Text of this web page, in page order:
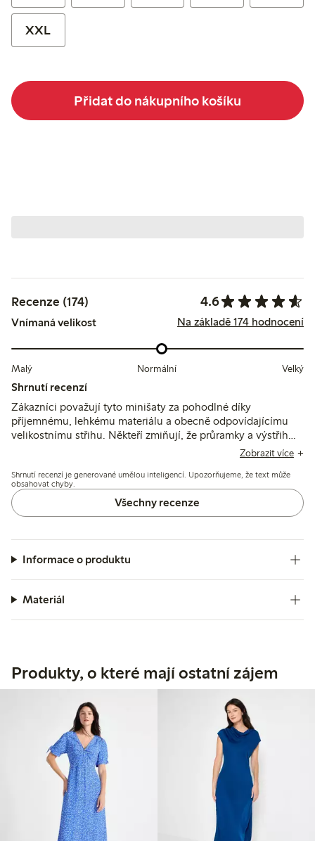
XXL
Přidat do nákupního košíku
Recenze (174) 4.6
Vnímaná velikost Na základě 174 hodnocení
Malý Normální Velký
Shrnutí recenzí
Zákazníci považují tyto minišaty za pohodlné díky
příjemnému, lehkému materiálu a obecně odpovídajícímu
velikostnímu střihu. Někteří zmiňují, že průramky a výstřih
jsou větší nebo nižší, než očekávali, a pár lidí poznamenalo
Zobrazit více
Shrnutí recenzí je generované umělou inteligencí. Upozorňujeme, že text může
obsahovat chyby.
Všechny recenze
Informace o produktu
Materiál
Produkty, o které mají ostatní zájem